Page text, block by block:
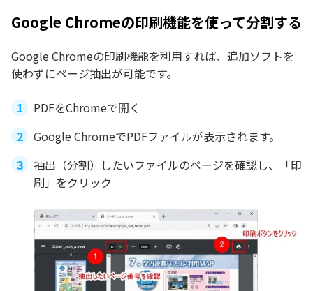
Google Chromeの印刷機能を使って分割する
Google Chromeの印刷機能を利用すれば、追加ソフトを
使わずにページ抽出が可能です。
PDFをChromeで開く
Google ChromeでPDFファイルが表示されます。
抽出（分割）したいファイルのページを確認し、「印
刷」をクリック